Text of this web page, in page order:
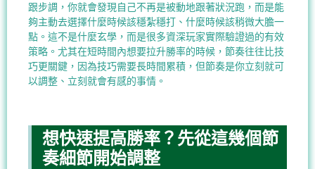
跟步調，你就會發現自己不再是被動地跟著狀況跑，而是能
夠主動去選擇什麼時候該穩紮穩打、什麼時候該稍微大膽一
點。這不是什麼玄學，而是很多資深玩家實際驗證過的有效
策略。尤其在短時間內想要拉升勝率的時候，節奏往往比技
巧更關鍵，因為技巧需要長時間累積，但節奏是你立刻就可
以調整、立刻就會有感的事情。
想快速提高勝率？先從這幾個節
奏細節開始調整